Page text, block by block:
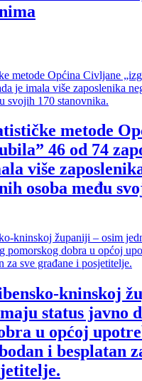
metode
46 od 74
više
osoba među
kninskoj
status javno
u općoj
i besplatan